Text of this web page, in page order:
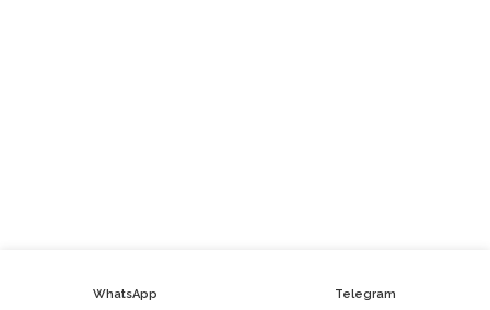
WhatsApp Telegram